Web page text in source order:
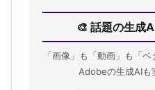
🎨 話題の生成
「画像」も「動画」も「
Adobeの生成AIも